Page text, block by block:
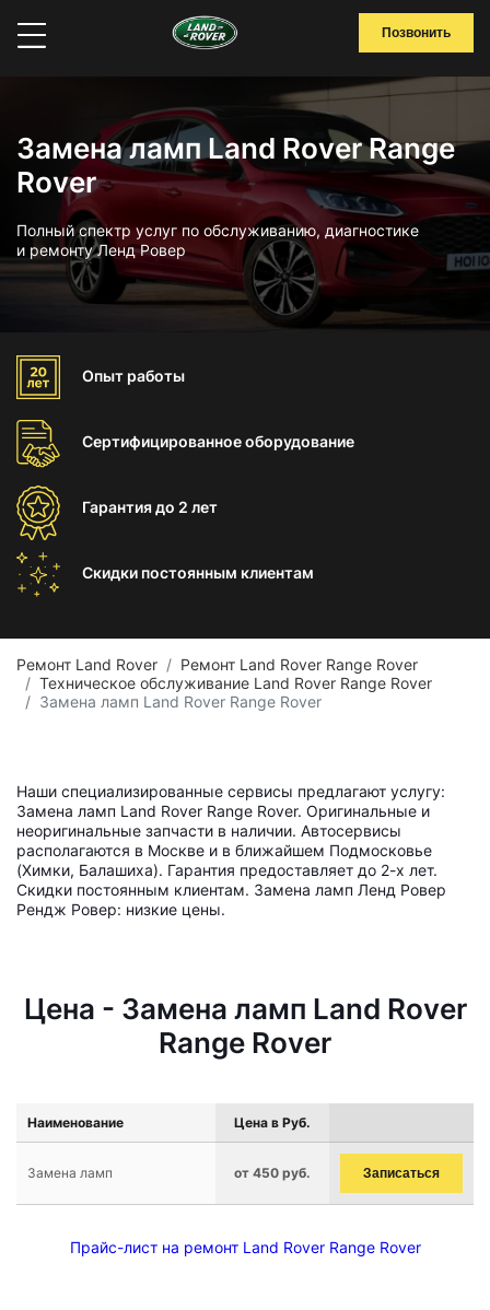
Позвонить
Замена ламп Land Rover Range
Rover
Полный спектр услуг по обслуживанию, диагностике
и ремонту Ленд Ровер
Опыт работы
Сертифицированноеоборудование
Гарантиядо 2 лет
Скидки постоянным клиентам
Ремонт Land Rover
Ремонт Land Rover Range Rover
Техническое обслуживание Land Rover Range Rover
Замена ламп Land Rover Range Rover
Наши специализированные сервисы предлагают услугу:
Замена ламп Land Rover Range Rover. Оригинальные и
неоригинальные запчасти в наличии. Автосервисы
располагаются в Москве и в ближайшем Подмосковье
(Химки, Балашиха). Гарантия предоставляет до 2-х лет.
Скидки постоянным клиентам. Замена ламп Ленд Ровер
Рендж Ровер: низкие цены.
Цена - Замена ламп Land Rover
Range Rover
Наименование Цена в Руб.
Замена ламп от 450 руб. Записаться
Прайс-лист на ремонт Land Rover Range Rover